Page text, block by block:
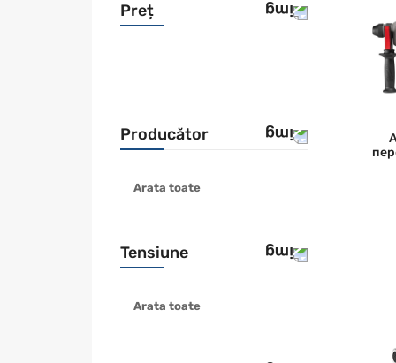
Preț
Producător
BOSCH
Hikoki
MAKITA
METABO
Arata toate
Tensiune
18V
Arata toate